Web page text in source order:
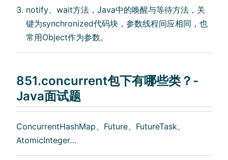
notify、wait⽅法，Java中的唤醒与等待⽅法，关
键为synchronized代码块，参数线程间应相同，也
常⽤Object作为参数。
851.concurrent包下有哪些类？-
Java面试题
ConcurrentHashMap、Future、FutureTask、
AtomicInteger…